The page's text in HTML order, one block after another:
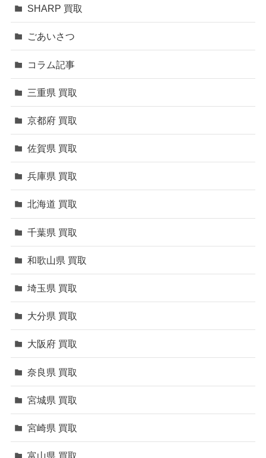
SHARP 買取
ごあいさつ
コラム記事
三重県 買取
京都府 買取
佐賀県 買取
兵庫県 買取
北海道 買取
千葉県 買取
和歌山県 買取
埼玉県 買取
大分県 買取
大阪府 買取
奈良県 買取
宮城県 買取
宮崎県 買取
富山県 買取